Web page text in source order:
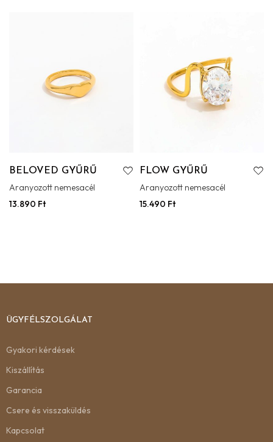
BELOVED GYŰRŰ
Aranyozott nemesacél
13.890 Ft
FLOW GYŰRŰ
Aranyozott nemesacél
15.490 Ft
ÜGYFÉLSZOLGÁLAT
Gyakori kérdések
Kiszállítás
Garancia
Csere és visszaküldés
Kapcsolat